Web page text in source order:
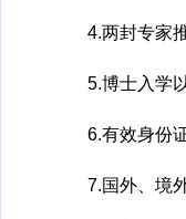
4.两封专家
5.博士入学
6.有效身份
7.国外、境